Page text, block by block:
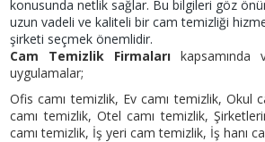
konusunda netlik sağlar. Bu bilgileri göz
uzun vadeli ve kaliteli bir cam temizliği
şirketi seçmek önemlidir.
Cam Temizlik Firmaları kapsamında
uygulamalar;
Ofis camı temizlik, Ev camı temizlik, Okul
camı temizlik, Otel camı temizlik,
camı temizlik, İş yeri cam temizlik, İş hanı